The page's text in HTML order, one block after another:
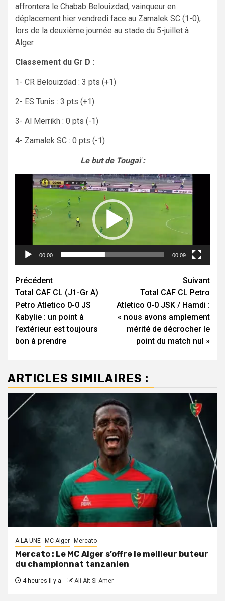
affrontera le Chabab Belouizdad, vainqueur en
déplacement hier vendredi face au Zamalek SC (1-0),
lors de la deuxième journée au stade du 5-juillet à
Alger.
Classement du Gr D :
1- CR Belouizdad : 3 pts (+1)
2- ES Tunis : 3 pts (+1)
3- Al Merrikh : 0 pts (-1)
4- Zamalek SC : 0 pts (-1)
Le but de Tougaï :
Lecteur
vidéo
00:00 00:09
Navigation
d’article
Précédent
Total CAF CL (J1-Gr A)
Petro Atletico 0-0 JS
Kabylie : un point à
l’extérieur est toujours
bon à prendre
Suivant
Total CAF CL Petro
Atletico 0-0 JSK / Hamdi :
« nous avons amplement
mérité de décrocher le
point du match nul »
ARTICLES SIMILAIRES :
A LA UNE MC Alger Mercato
Mercato : Le MC Alger s’offre le meilleur buteur
du championnat tanzanien
4 heures il y a Ali Ait Si Amer